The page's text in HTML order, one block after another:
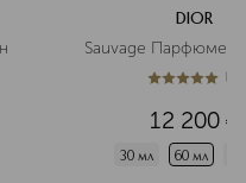
DIOR
Sauvage
5из 51 (
12 200 ¤
30 мл 60 мл